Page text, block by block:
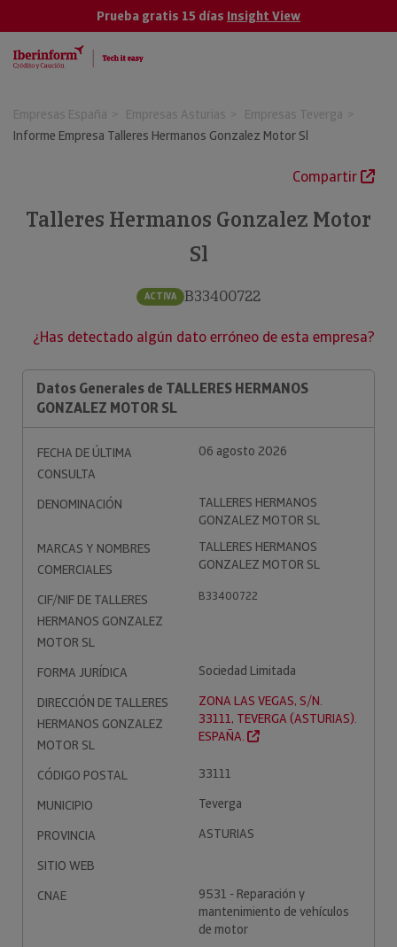
Prueba gratis 15 días Insight View
Empresas España Empresas Asturias
Empresas Teverga
Informe Empresa Talleres Hermanos Gonzalez Motor Sl
Compartir
Talleres Hermanos Gonzalez Motor
Sl
ACTIVA B33400722
¿Has detectado algún dato erróneo de esta empresa?
Datos Generales de TALLERES HERMANOS
GONZALEZ MOTOR SL
FECHA DE ÚLTIMA
CONSULTA
06 agosto 2026
DENOMINACIÓN
TALLERES HERMANOS
GONZALEZ MOTOR SL
MARCAS Y NOMBRES
COMERCIALES
TALLERES HERMANOS
GONZALEZ MOTOR SL
CIF/NIF DE TALLERES
HERMANOS GONZALEZ
MOTOR SL
B33400722
FORMA JURÍDICA
Sociedad Limitada
DIRECCIÓN DE TALLERES
HERMANOS GONZALEZ
MOTOR SL
ZONA LAS VEGAS, S/N.
33111, TEVERGA (ASTURIAS).
ESPAÑA.
CÓDIGO POSTAL
33111
MUNICIPIO
Teverga
PROVINCIA
ASTURIAS
SITIO WEB
CNAE
9531 - Reparación y
mantenimiento de vehículos
de motor